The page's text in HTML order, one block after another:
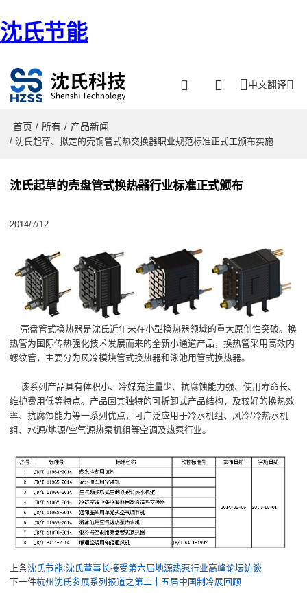
沈氏节能
中文翻译
首页 / 所有 / 产品新闻
/ 沈氏起草、拟定的壳铜管式热交换器职业规范标准正式工颁布实施
沈氏起草的壳盘管式换热器行业标准正式颁布
2014/7/12
壳盘管式换热器是沈氏近年来在小型换热器领域的重大原创性突破。换
热管为国际传热强化技术发展而来的全新小通道产品，换热管采用高效内
螺纹管，主要分为风冷模块管式换热器和泳池用管式换热器。
该系列产品具有体积小、冷媒充注量少、抗腐蚀能力强、使用寿命长、
维护费用低等特点。产品因其独特的可拆卸式产品结构，及较好的换热效
率、抗腐蚀能力等一系列优点，可广泛应用于冷水机组、风冷/冷热水机
组、水源/地源/空气源热泵机组等空调及热泵行业。
上条沈氏节能:沈氏董事长接受第六届地源热泵行业高峰论坛访谈
下一件杭州沈氏参展系列报道之第二十五届中国制冷展回顾